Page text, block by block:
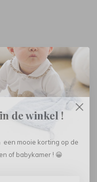
de winkel !
een mooie korting op de
of babykamer ! 😀